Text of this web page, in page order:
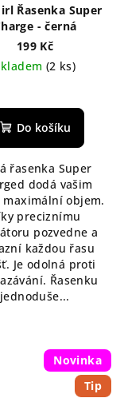
Řasenka Super
- černá
199 Kč
(2 ks)
hodnocení
produktu
z
5
hvězdiček.
Do košíku
řasenka Super
dodá vašim
maximální objem.
preciznímu
pozvedne a
každou řasu
Je odolná proti
Řasenku
jednoduše...
Novinka
Tip